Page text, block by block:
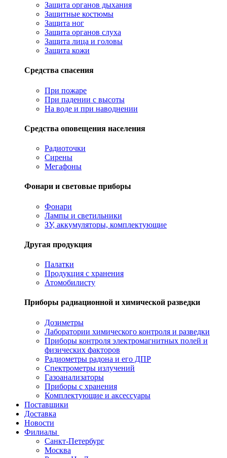
Защита органов дыхания
Защитные костюмы
Защита ног
Защита органов слуха
Защита лица и головы
Защита кожи
Средства спасения
При пожаре
При падении с высоты
На воде и при наводнении
Средства оповещения населения
Радиоточки
Сирены
Мегафоны
Фонари и световые приборы
Фонари
Лампы и светильники
ЗУ, аккумуляторы, комплектующие
Другая продукция
Палатки
Продукция с хранения
Атомобилисту
Приборы радиационной и химической разведки
Дозиметры
Лаборатории химического контроля и разведки
Приборы контроля электромагнитных полей и
физических факторов
Радиометры радона и его ДПР
Спектрометры излучений
Газоанализаторы
Приборы с хранения
Комплектующие и аксессуары
Поставщики
Доставка
Новости
Филиалы
Санкт-Петербург
Москва